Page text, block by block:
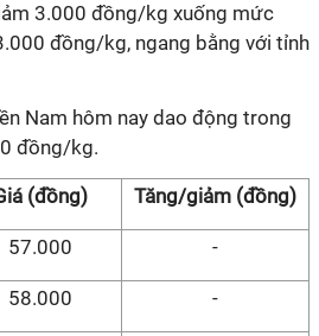
3.000 đồng/kg xuống mức
đồng/kg, ngang bằng với tỉnh
Nam hôm nay dao động trong
đồng/kg.
(đồng) Tăng/giảm (đồng)
57.000 -
58.000 -